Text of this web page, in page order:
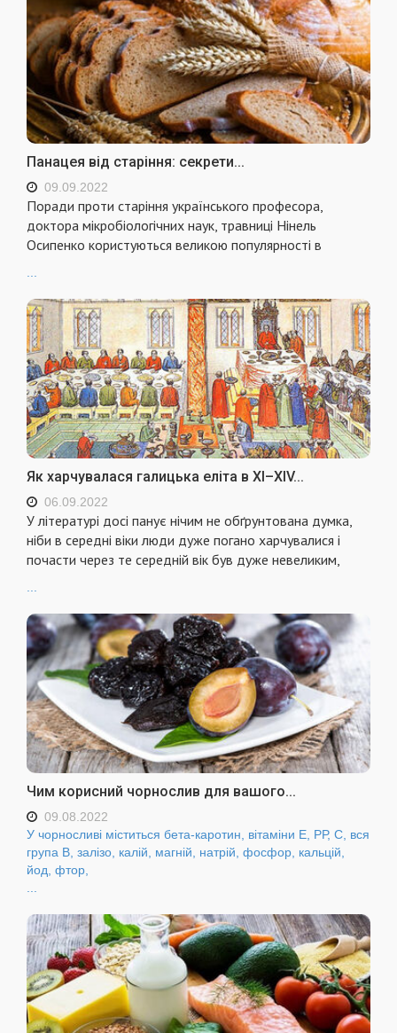
Панацея від старіння: секрети...
09.09.2022
Поради проти старіння українського професора,
доктора мікробіологічних наук, травниці Нінель
Осипенко користуються великою популярності в
Як харчувалася галицька еліта в ХІ–ХІV...
06.09.2022
У літературі досі панує нічим не обґрунтована думка,
ніби в середні віки люди дуже погано харчувалися і
почасти через те середній вік був дуже невеликим,
Чим корисний чорнослив для вашого...
09.08.2022
У чорносливі міститься бета-каротин, вітаміни Е, РР, С, вся
група В, залізо, калій, магній, натрій, фосфор, кальцій,
йод, фтор,
...